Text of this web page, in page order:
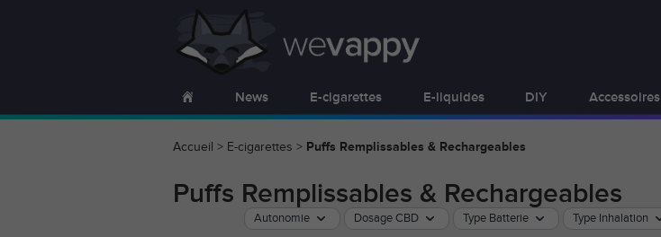
News E-cigarettes E-liquides DIY Accessoires
Accueil > E-cigarettes > Puffs Remplissables & Rechargeables
Puffs Remplissables & Rechargeables
Autonomie Dosage CBD Type Batterie Type Inhalation